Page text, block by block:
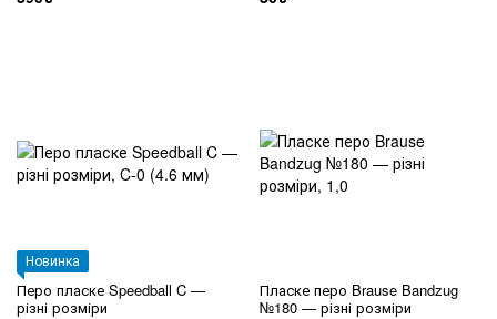
Новинка
Перо пласке Speedball C —
різні розміри
Пласке перо Brause Bandzug
№180 — різні розміри